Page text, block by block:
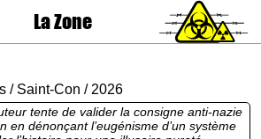
La Zone
/ Saint-Con / 2026
tente de valider la consigne anti-nazie
en dénonçant l’eugénisme d’un système